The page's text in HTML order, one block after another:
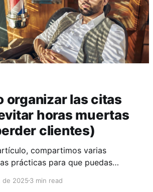
organizar las citas
horas muertas
clientes)
compartimos varias
prácticas para que puedas
al máximo tu tiempo, incluso en
de 2025 3 min read